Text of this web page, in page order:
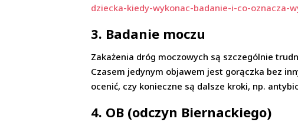
dziecka-kiedy-wykonac-badanie-i-co-oznacza-
3. Badanie moczu
Zakażenia dróg moczowych są szczególnie
Czasem jedynym objawem jest gorączka bez
ocenić, czy konieczne są dalsze kroki, np.
4. OB (odczyn Biernackiego)